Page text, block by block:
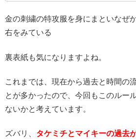
金の刺繍の特攻服を身にまといなぜ
右をみている
裏表紙も気になりますよね。
これまでは、現在から過去と時間の
とが多かったので、今回もこのルー
ないかと考えています。
ズバリ、 タケミチとマイキーの過去